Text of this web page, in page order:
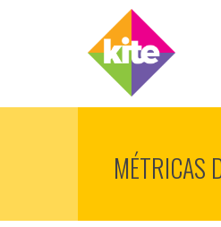
MÉTRICAS